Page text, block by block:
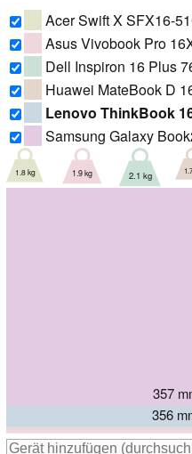
Acer Swift X SFX16-
Asus Vivobook Pro
Dell Inspiron 16 Plus
Huawei MateBook D
Lenovo ThinkBook
Samsung Galaxy
367.8
1.8 kg
358
1.9 kg
356.78
2.1 kg
356.7
356
357